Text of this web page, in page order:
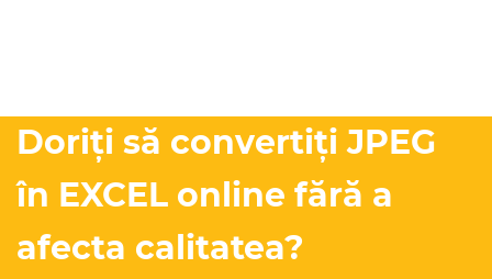
Doriți să convertiți JPEG
în EXCEL online fără a
afecta calitatea?